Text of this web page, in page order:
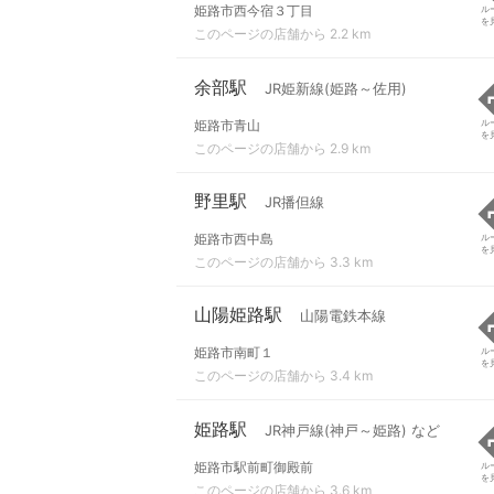
姫路市西今宿３丁目
このページの店舗から 2.2 km
ル
を
余部駅 JR姫新線(姫路～佐用)
姫路市青山
このページの店舗から 2.9 km
ル
を
野里駅 JR播但線
姫路市西中島
このページの店舗から 3.3 km
ル
を
山陽姫路駅 山陽電鉄本線
姫路市南町１
このページの店舗から 3.4 km
ル
を
姫路駅 JR神戸線(神戸～姫路) など
姫路市駅前町御殿前
このページの店舗から 3.6 km
ル
を